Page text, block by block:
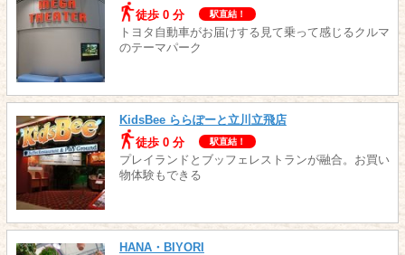
徒歩 0 分
駅直結！
トヨタ自動車がお届けする見て乗って感じるクルマ
のテーマパーク
KidsBee ららぽーと立川立飛店
徒歩 0 分
駅直結！
プレイランドとブッフェレストランが融合。お買い
物体験もできる
HANA・BIYORI